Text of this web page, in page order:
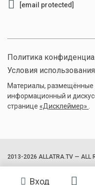
[email protected]
Политика
Условия использования
Материалы, размещённые
информационный и
странице «Дисклеймер»
2013-2026 ALLATRA.TV — ALL
Вход